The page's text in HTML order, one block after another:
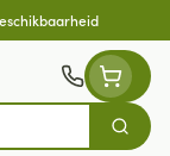
Zoek